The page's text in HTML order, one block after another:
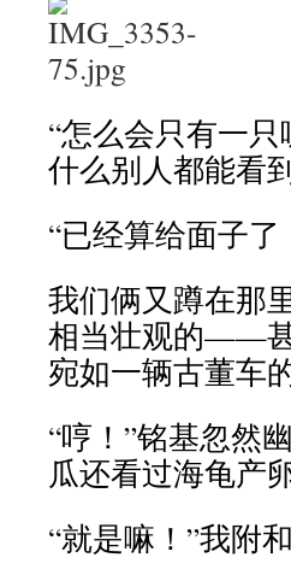
“怎么会只有一
什么别人都能看
“已经算给面子
我们俩又蹲在那
相当壮观的——
宛如一辆古董车
“哼！”铭基忽然
瓜还看过海龟产
“就是嘛！”我附